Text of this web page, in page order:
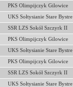
PKS Olimpijczyk Gilowice
UKS Sołtysianie Stare Bystre
SSR LZS Sokół Szczyrk II
PKS Olimpijczyk Gilowice
UKS Sołtysianie Stare Bystre
PKS Olimpijczyk Gilowice
SSR LZS Sokół Szczyrk II
UKS Sołtysianie Stare Bystre